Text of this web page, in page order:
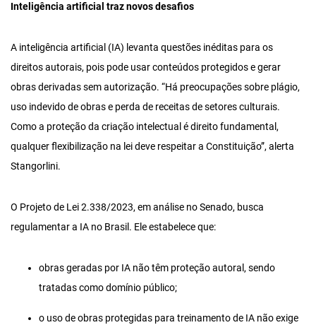
Inteligência artificial traz novos desafios
A inteligência artificial (IA) levanta questões inéditas para os
direitos autorais, pois pode usar conteúdos protegidos e gerar
obras derivadas sem autorização. “Há preocupações sobre plágio,
uso indevido de obras e perda de receitas de setores culturais.
Como a proteção da criação intelectual é direito fundamental,
qualquer flexibilização na lei deve respeitar a Constituição”, alerta
Stangorlini.
O Projeto de Lei 2.338/2023, em análise no Senado, busca
regulamentar a IA no Brasil. Ele estabelece que:
obras geradas por IA não têm proteção autoral, sendo
tratadas como domínio público;
o uso de obras protegidas para treinamento de IA não exige